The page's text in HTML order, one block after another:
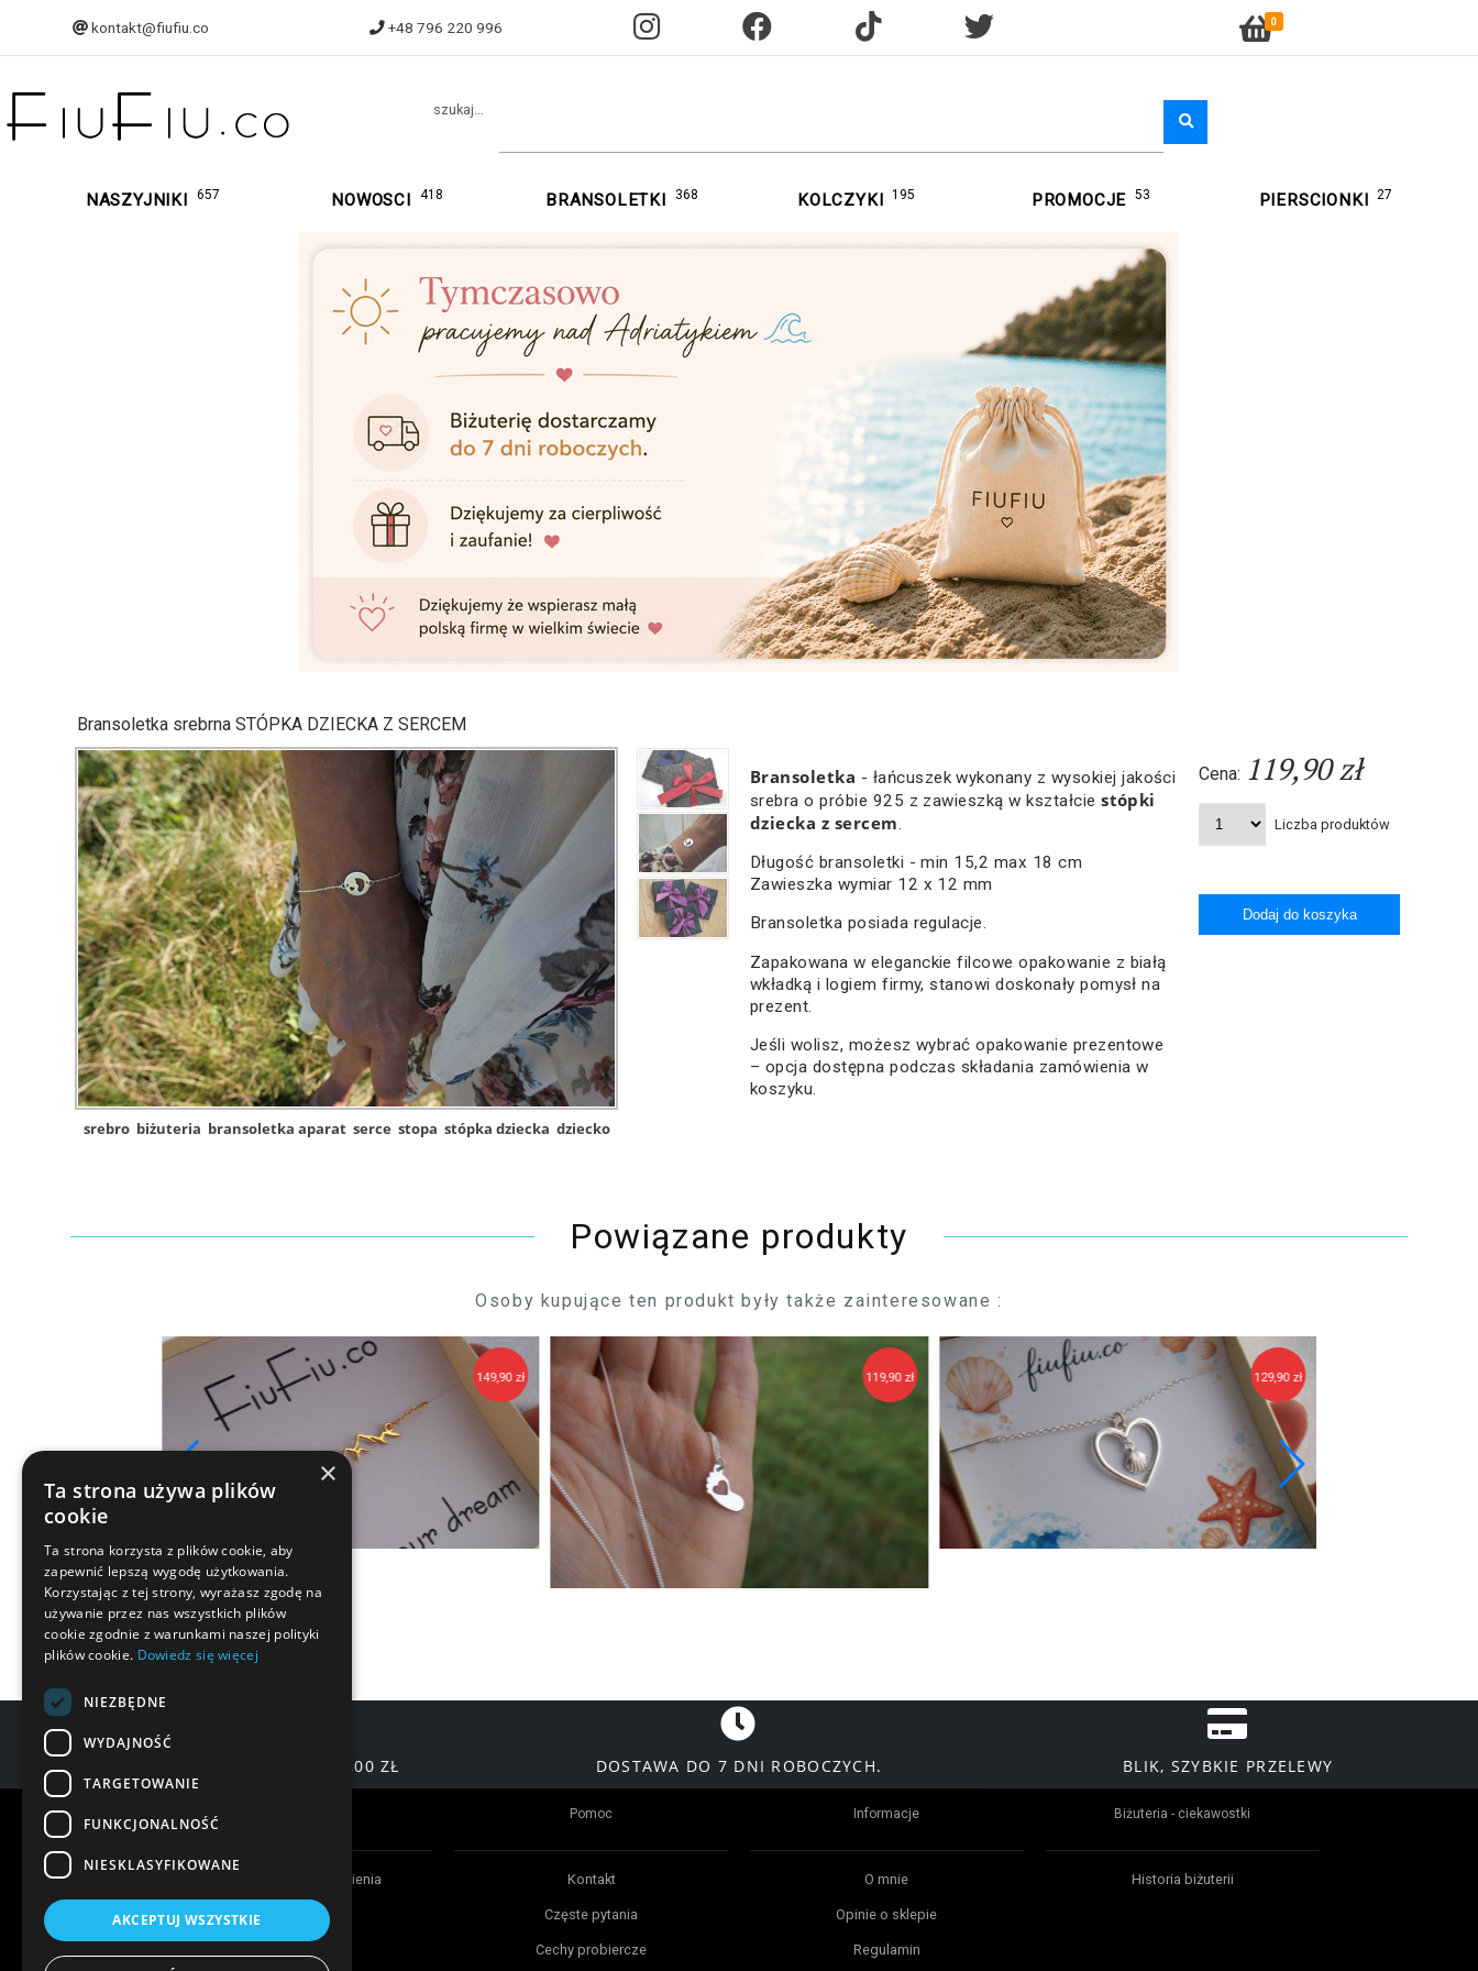
kontakt@fiufiu.co +48 796 220 996 0
szukaj...
NASZYJNIKI 657 NOWOSCI 418 BRANSOLETKI 368 KOLCZYKI 195 PROMOCJE 53 PIERSCIONKI 27
Bransoletka srebrna STÓPKA DZIECKA Z SERCEM
srebro biżuteria bransoletka aparat serce stopa stópka dziecka dziecko
Bransoletka - łańcuszek wykonany z wysokiej jakości
srebra o próbie 925 z zawieszką w kształcie stópki
dziecka z sercem.
Długość bransoletki - min 15,2 max 18 cm
Zawieszka wymiar 12 x 12 mm
Bransoletka posiada regulacje.
Zapakowana w eleganckie filcowe opakowanie z białą
wkładką i logiem firmy, stanowi doskonały pomysł na
prezent.
Jeśli wolisz, możesz wybrać opakowanie prezentowe
– opcja dostępna podczas składania zamówienia w
koszyku.
Cena: 119,90 zł
Liczba produktów
Powiązane produkty
Osoby kupujące ten produkt były także zainteresowane :
149,90 zł 119,90 zł 129,90 zł
DARMOWA DOSTAWA OD 200,00 ZŁ DOSTAWA DO 7 DNI ROBOCZYCH. BLIK, SZYBKIE PRZELEWY
Czas realizacji zamówienia
Formy płatności
Pomoc
Kontakt
Częste pytania
Cechy probiercze
Informacje
O mnie
Opinie o sklepie
Regulamin
Biżuteria - ciekawostki
Historia biżuterii
×
Ta strona używa plików
cookie
Ta strona korzysta z plików cookie, aby
zapewnić lepszą wygodę użytkowania.
Korzystając z tej strony, wyrażasz zgodę na
używanie przez nas wszystkich plików
cookie zgodnie z warunkami naszej polityki
plików cookie. Dowiedz się więcej
NIEZBĘDNE
WYDAJNOŚĆ
TARGETOWANIE
FUNKCJONALNOŚĆ
NIESKLASYFIKOWANE
AKCEPTUJ WSZYSTKIE